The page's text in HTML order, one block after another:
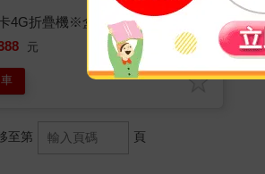
4G折疊機※盒內附二顆電池※
元
至第 頁